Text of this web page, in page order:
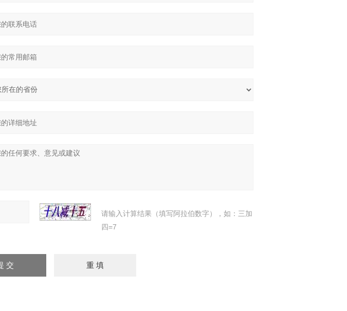
请输入计算结果（填写阿拉伯数字），如：三加
四=7